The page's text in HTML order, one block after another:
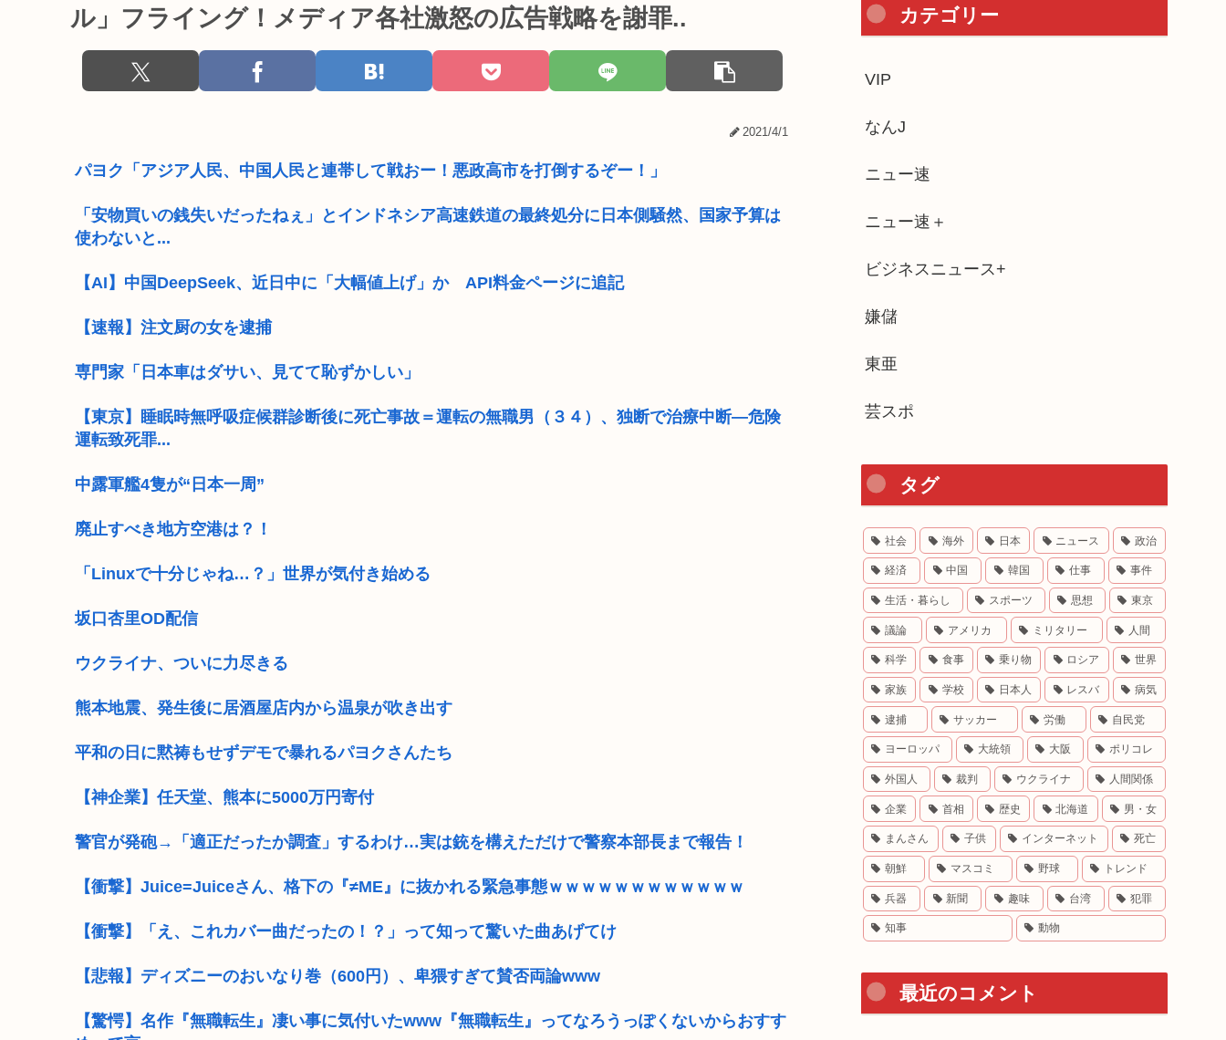
ル」フライング！メディア各社激怒の広告戦略を謝罪..
2021/4/1
パヨク「アジア人民、中国人民と連帯して戦おー！悪政高市を打倒するぞー！」
「安物買いの銭失いだったねぇ」とインドネシア高速鉄道の最終処分に日本側騒然、国家予算は
使わないと...
【AI】中国DeepSeek、近日中に「大幅値上げ」か API料金ページに追記
【速報】注文厨の女を逮捕
専門家「日本車はダサい、見てて恥ずかしい」
【東京】睡眠時無呼吸症候群診断後に死亡事故＝運転の無職男（３４）、独断で治療中断―危険
運転致死罪...
中露軍艦4隻が“日本一周”
廃止すべき地方空港は？！
「Linuxで十分じゃね…？」世界が気付き始める
坂口杏里OD配信
ウクライナ、ついに力尽きる
熊本地震、発生後に居酒屋店内から温泉が吹き出す
平和の日に黙祷もせずデモで暴れるパヨクさんたち
【神企業】任天堂、熊本に5000万円寄付
警官が発砲→「適正だったか調査」するわけ…実は銃を構えただけで警察本部長まで報告！
【衝撃】Juice=Juiceさん、格下の『≠ME』に抜かれる緊急事態ｗｗｗｗｗｗｗｗｗｗｗｗ
【衝撃】「え、これカバー曲だったの！？」って知って驚いた曲あげてけ
【悲報】ディズニーのおいなり巻（600円）、卑猥すぎて賛否両論www
【驚愕】名作『無職転生』凄い事に気付いたwww『無職転生』ってなろうっぽくないからおすす
カテゴリー
VIP
なんJ
ニュー速
ニュー速＋
ビジネスニュース+
嫌儲
東亜
芸スポ
タグ
社会 海外 日本 ニュース 政治
経済 中国 韓国 仕事 事件
生活・暮らし スポーツ 思想 東京
議論 アメリカ ミリタリー 人間
科学 食事 乗り物 ロシア 世界
家族 学校 日本人 レスバ 病気
逮捕 サッカー 労働 自民党
ヨーロッパ 大統領 大阪 ポリコレ
外国人 裁判 ウクライナ 人間関係
企業 首相 歴史 北海道 男・女
まんさん 子供 インターネット 死亡
朝鮮 マスコミ 野球 トレンド
兵器 新聞 趣味 台湾 犯罪
知事 動物
最近のコメント